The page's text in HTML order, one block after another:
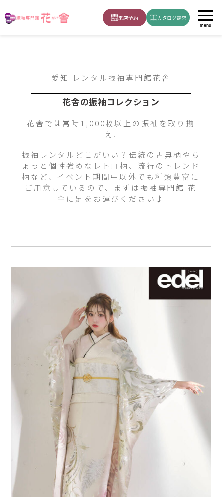
来店予約 カタログ請求
menu
愛知 レンタル振袖専門館花舎
花舎の振袖コレクション
花舎では常時1,000枚以上の振袖を取り揃
え!
振袖レンタルどこがいい？伝統の古典柄やち
ょっと個性強めなレトロ柄、流行のトレンド
柄など、イベント期間中以外でも種類豊富に
ご用意しているので、まずは振袖専門館 花
舎に足をお運びください♪